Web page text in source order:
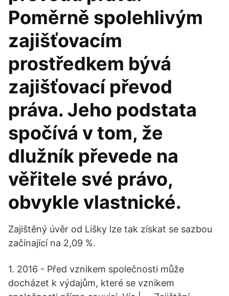
Poměrně spolehlivým
zajišťovacím
prostředkem bývá
zajišťovací převod
práva. Jeho podstata
spočívá v tom, že
dlužník převede na
věřitele své právo,
obvykle vlastnické.
Zajištěný úvěr od Lišky lze tak získat se sazbou
začínající na 2,09 %.
1. 2016 - Před vznikem společnosti může
docházet k výdajům, které se vznikem